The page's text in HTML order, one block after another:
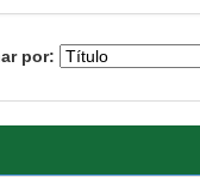
por: